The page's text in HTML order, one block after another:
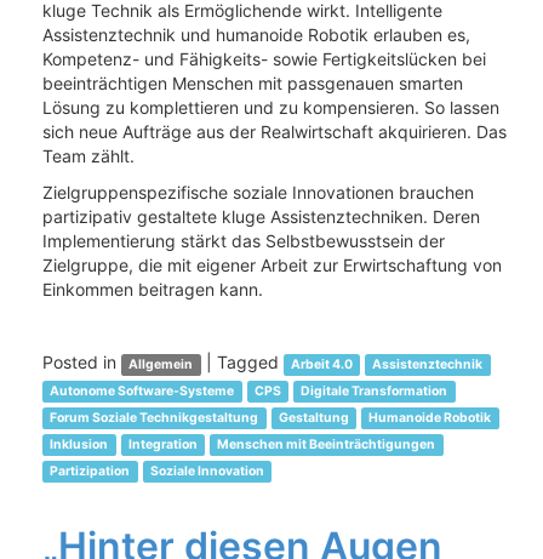
kluge Technik als Ermöglichende wirkt. Intelligente
Assistenztechnik und humanoide Robotik erlauben es,
Kompetenz- und Fähigkeits- sowie Fertigkeitslücken bei
beeinträchtigen Menschen mit passgenauen smarten
Lösung zu komplettieren und zu kompensieren. So lassen
sich neue Aufträge aus der Realwirtschaft akquirieren. Das
Team zählt.
Zielgruppenspezifische soziale Innovationen brauchen
partizipativ gestaltete kluge Assistenztechniken. Deren
Implementierung stärkt das Selbstbewusstsein der
Zielgruppe, die mit eigener Arbeit zur Erwirtschaftung von
Einkommen beitragen kann.
Posted in Allgemein Tagged Arbeit 4.0
Assistenztechnik
Autonome Software-Systeme
CPS
Digitale Transformation
Forum Soziale Technikgestaltung
Gestaltung
Humanoide Robotik
Inklusion
Integration
Menschen mit Beeinträchtigungen
Partizipation
Soziale Innovation
„Hinter diesen Augen